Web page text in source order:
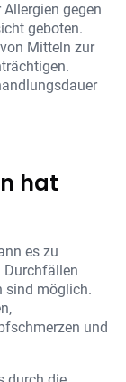
gegen
geboten.
Mitteln zur
hat
es zu
Durchfällen
sind möglich.
und